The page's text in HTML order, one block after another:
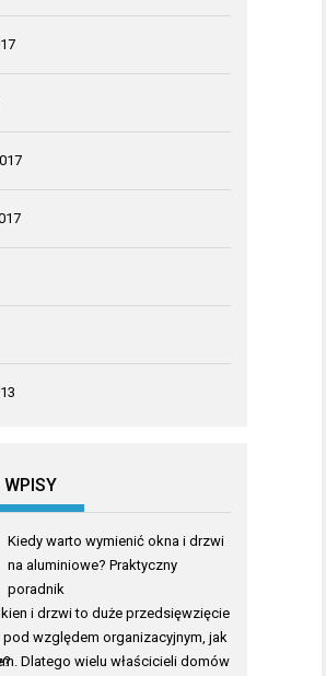
WPISY
Kiedy warto wymienić okna i drzwi
na aluminiowe? Praktyczny
poradnik
i drzwi to duże przedsięwzięcie
względem organizacyjnym, jak
Dlatego wielu właścicieli domów